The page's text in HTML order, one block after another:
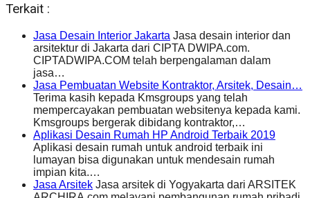
Terkait :
Jasa Desain Interior Jakarta Jasa desain interior dan
arsitektur di Jakarta dari CIPTA DWIPA.com.
CIPTADWIPA.COM telah berpengalaman dalam
jasa…
Jasa Pembuatan Website Kontraktor, Arsitek, Desain…
Terima kasih kepada Kmsgroups yang telah
mempercayakan pembuatan websitenya kepada kami.
Kmsgroups bergerak dibidang kontraktor,…
Aplikasi Desain Rumah HP Android Terbaik 2019
Aplikasi desain rumah untuk android terbaik ini
lumayan bisa digunakan untuk mendesain rumah
impian kita.…
Jasa Arsitek Jasa arsitek di Yogyakarta dari ARSITEK